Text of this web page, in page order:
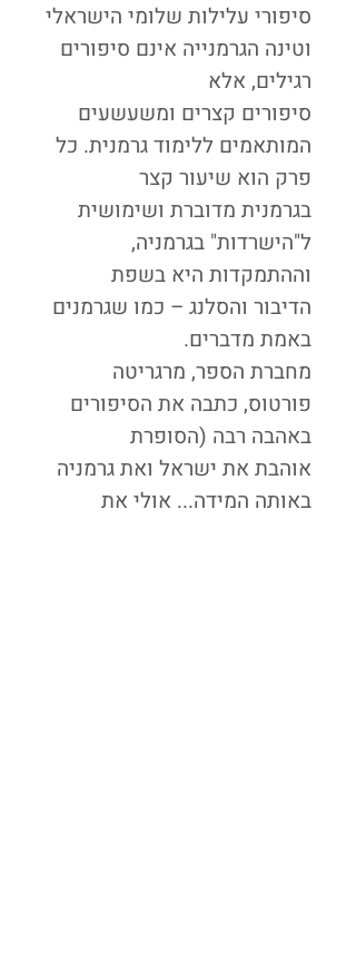
סיפורי עלילות שלומי הישראלי
וטינה הגרמנייה אינם סיפורים
רגילים, אלא
סיפורים קצרים ומשעשעים
המותאמים ללימוד גרמנית. כל
פרק הוא שיעור קצר
בגרמנית מדוברת ושימושית
ל"הישרדות" בגרמניה,
וההתמקדות היא בשפת
הדיבור והסלנג – כמו שגרמנים
באמת מדברים.
מחברת הספר, מרגריטה
פורטוס, כתבה את הסיפורים
באהבה רבה (הסופרת
אוהבת את ישראל ואת גרמניה
באותה המידה... אולי את